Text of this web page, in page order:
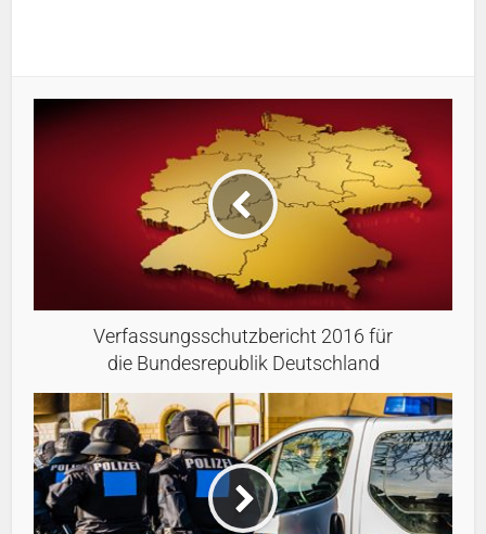
Verfassungsschutzbericht 2016 für
die Bundesrepublik Deutschland